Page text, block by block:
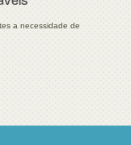
a necessidade de